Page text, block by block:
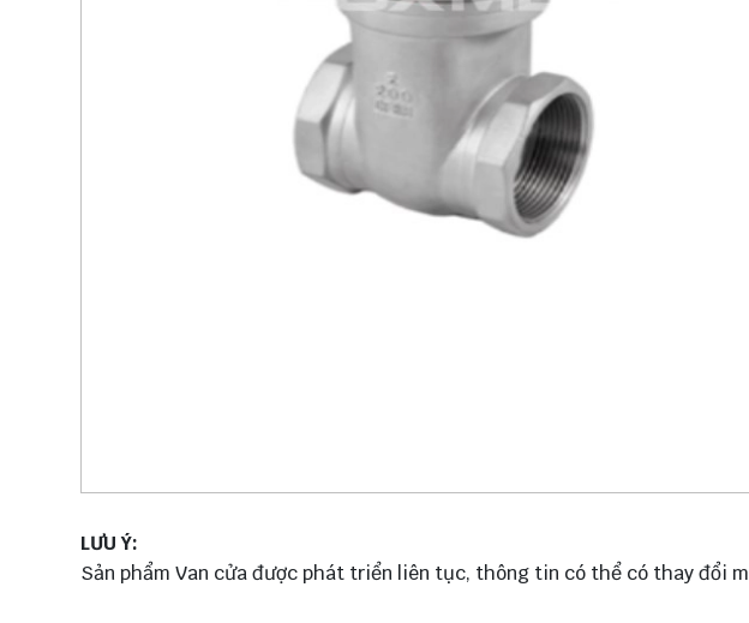
LƯU Ý:
Sản phẩm Van cửa được phát triển liên tục, thông tin có thể có thay đổi